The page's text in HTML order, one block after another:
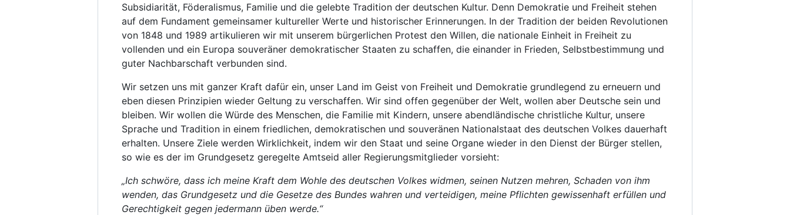
Subsidiarität, Föderalismus, Familie und die gelebte Tradition der deutschen Kultur. Denn Demokratie und Freiheit stehen
auf dem Fundament gemeinsamer kultureller Werte und historischer Erinnerungen. In der Tradition der beiden Revolutionen
von 1848 und 1989 artikulieren wir mit unserem bürgerlichen Protest den Willen, die nationale Einheit in Freiheit zu
vollenden und ein Europa souveräner demokratischer Staaten zu schaffen, die einander in Frieden, Selbstbestimmung und
guter Nachbarschaft verbunden sind.
Wir setzen uns mit ganzer Kraft dafür ein, unser Land im Geist von Freiheit und Demokratie grundlegend zu erneuern und
eben diesen Prinzipien wieder Geltung zu verschaffen. Wir sind offen gegenüber der Welt, wollen aber Deutsche sein und
bleiben. Wir wollen die Würde des Menschen, die Familie mit Kindern, unsere abendländische christliche Kultur, unsere
Sprache und Tradition in einem friedlichen, demokratischen und souveränen Nationalstaat des deutschen Volkes dauerhaft
erhalten. Unsere Ziele werden Wirklichkeit, indem wir den Staat und seine Organe wieder in den Dienst der Bürger stellen,
so wie es der im Grundgesetz geregelte Amtseid aller Regierungsmitglieder vorsieht:
„Ich schwöre, dass ich meine Kraft dem Wohle des deutschen Volkes widmen, seinen Nutzen mehren, Schaden von ihm
wenden, das Grundgesetz und die Gesetze des Bundes wahren und verteidigen, meine Pflichten gewissenhaft erfüllen und
Gerechtigkeit gegen jedermann üben werde.“